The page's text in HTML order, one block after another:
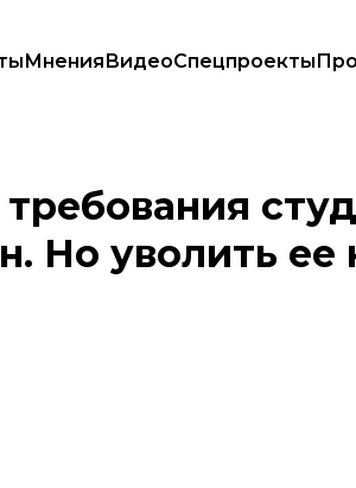
МненияВидеоСпецпроекты
Фарион. Но уволить ее не может
Но уволить ее